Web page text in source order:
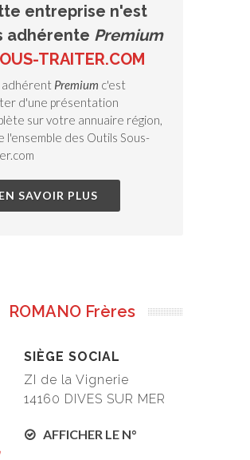
entreprise n'est
adhérente Premium
TRAITER.COM
adhérent Premium c'est
d'une présentation
sur votre annuaire région,
l'ensemble des Outils Sous-
EN SAVOIR PLUS
ROMANO Frères
SIÈGE SOCIAL
ZI de la Vignerie
14160 DIVES SUR MER
AFFICHER LE N°